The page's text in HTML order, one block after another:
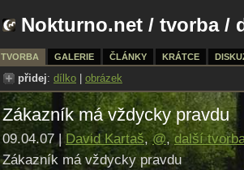
Nokturno.net / tvorba/
TVORBA GALERIE ČLÁNKY KRÁTCE
přidej: dílko obrázek
Zákazník má vždycky pravdu
09.04.07 | David Kartaš,@,další
Zákazník má vždycky pravdu